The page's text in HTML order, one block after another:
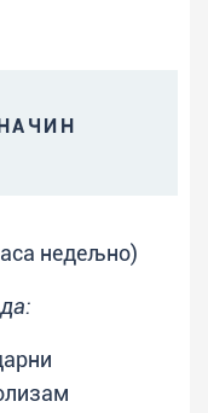
недељно)